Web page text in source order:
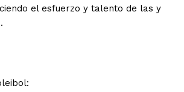
el esfuerzo y talento de las y